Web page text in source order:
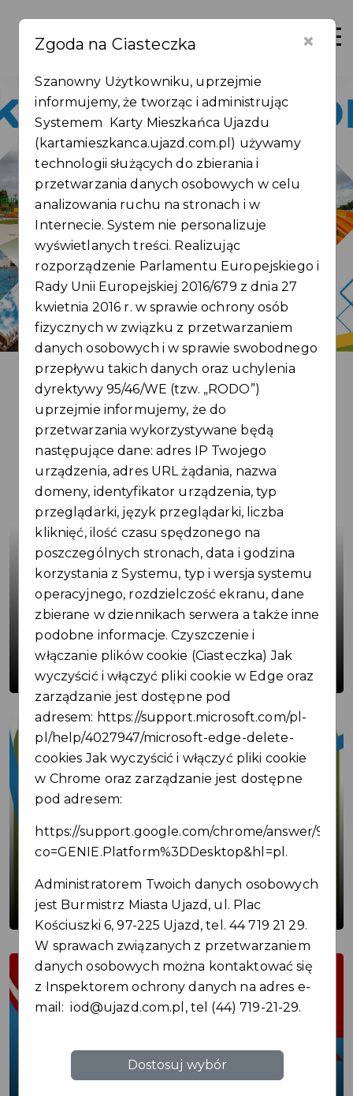
Zaloguj
Jedna Karta,
wiele korzyści
Zarejestruj się
Aktualności
Aktywna turystyka i rekreacja w
Gminie Ujazd – podpisano umowę o
dofinansowanie
Nowy partner Karty Mieszkańca dla
miłośników kawy! ☕
×
Zgoda na Ciasteczka
Szanowny Użytkowniku, uprzejmie
informujemy, że tworząc i administrując
Systemem Karty Mieszkańca Ujazdu
(kartamieszkanca.ujazd.com.pl) używamy
technologii służących do zbierania i
przetwarzania danych osobowych w celu
analizowania ruchu na stronach i w
Internecie. System nie personalizuje
wyświetlanych treści. Realizując
rozporządzenie Parlamentu Europejskiego i
Rady Unii Europejskiej 2016/679 z dnia 27
kwietnia 2016 r. w sprawie ochrony osób
fizycznych w związku z przetwarzaniem
danych osobowych i w sprawie swobodnego
przepływu takich danych oraz uchylenia
dyrektywy 95/46/WE (tzw. „RODO”)
uprzejmie informujemy, że do
przetwarzania wykorzystywane będą
następujące dane: adres IP Twojego
urządzenia, adres URL żądania, nazwa
domeny, identyfikator urządzenia, typ
przeglądarki, język przeglądarki, liczba
kliknięć, ilość czasu spędzonego na
poszczególnych stronach, data i godzina
korzystania z Systemu, typ i wersja systemu
operacyjnego, rozdzielczość ekranu, dane
zbierane w dziennikach serwera a także inne
podobne informacje. Czyszczenie i
włączanie plików cookie (Ciasteczka) Jak
wyczyścić i włączyć pliki cookie w Edge oraz
zarządzanie jest dostępne pod
adresem: https://support.microsoft.com/pl-
pl/help/4027947/microsoft-edge-delete-
cookies Jak wyczyścić i włączyć pliki cookie
w Chrome oraz zarządzanie jest dostępne
pod adresem:
https://support.google.com/chrome/answer/
co=GENIE.Platform%3DDesktop&hl=pl .
Administratorem Twoich danych osobowych
jest Burmistrz Miasta Ujazd, ul. Plac
Kościuszki 6, 97-225 Ujazd, tel. 44 719 21 29.
W sprawach związanych z przetwarzaniem
danych osobowych można kontaktować się
z Inspektorem ochrony danych na adres e-
mail:iod@ujazd.com.pl , tel (44) 719-21-29.
Dostosuj wybór